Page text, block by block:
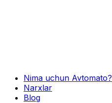
Nima uchun Avtomato?
Narxlar
Blog